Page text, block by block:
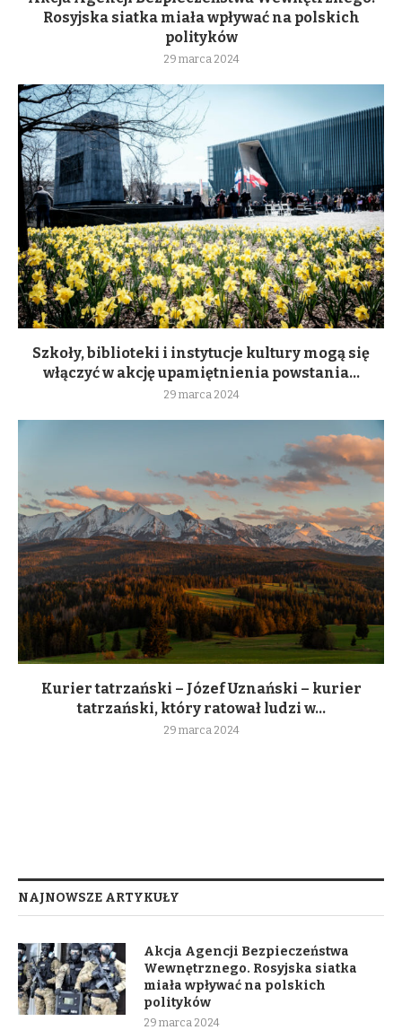
Rosyjska siatka miała wpływać na polskich
polityków
29 marca 2024
Szkoły, biblioteki i instytucje kultury mogą się
włączyć w akcję upamiętnienia powstania...
29 marca 2024
Kurier tatrzański – Józef Uznański – kurier
tatrzański, który ratował ludzi w...
29 marca 2024
NAJNOWSZE ARTYKUŁY
Akcja Agencji Bezpieczeństwa
Wewnętrznego. Rosyjska siatka
miała wpływać na polskich
polityków
29 marca 2024